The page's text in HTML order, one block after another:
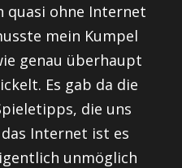
quasi ohne Internet
mein Kumpel
genau überhaupt
Es gab da die
die uns
Internet ist es
unmöglich